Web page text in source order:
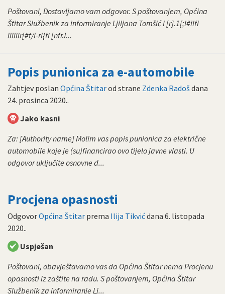
Poštovani, Dostavljamo vam odgovor. S poštovanjem, Općina
Štitar Službenik za informiranje Ljiljana Tomšić I [r].1[;l#ilfi
lllliir[#t/l-rl{fi [nfrJ...
Popis punionica za e-automobile
Zahtjev poslan Općina Štitarod strane Zdenka Radošdana
24. prosinca 2020..
Jako kasni
Za: [Authority name] Molim vas popis punionica za električne
automobile koje je (su)financirao ovo tijelo javne vlasti. U
odgovor uključite osnovne d...
Procjena opasnosti
OdgovorOpćina Štitar prema Ilija Tikvićdana 6. listopada
2020..
Uspješan
Poštovani, obavještavamo vas da Općina Štitar nema Procjenu
opasnosti iz zaštite na radu. S poštovanjem, Općina Štitar
Službenik za informiranje Lj...